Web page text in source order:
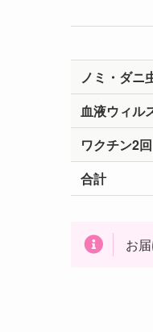
ノミ・ダニ
血液ウィル
ワクチン2
合計
お